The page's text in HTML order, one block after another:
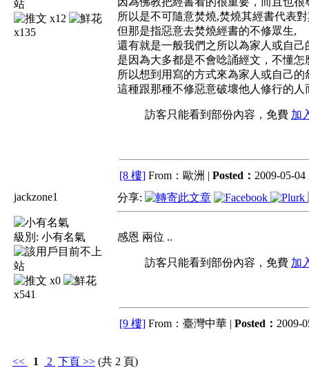
x12
x135
所以是不可隨意焚燒,焚燒其經書代表
但那是指惡意去焚燒經書的不修眾生,
還有就是一般我們之所以為家人或自
是因為大多都是不會唸誦經文，不懂怎
所以想到用寫的方式來為家人或自己
這種跟那種不修惡意破壞他人修行的
訪客只能看到部份內容，免費 加
[8 樓] From：歐洲 | Posted： 2009-05-04
jackzone1
級別: 小有名氣
x0
x541
分享:
感恩 兩位 ..
訪客只能看到部份內容，免費 加
[9 樓] From：臺灣中華 | Posted： 2009-
<< 1 2 下頁 >> (共 2 頁)